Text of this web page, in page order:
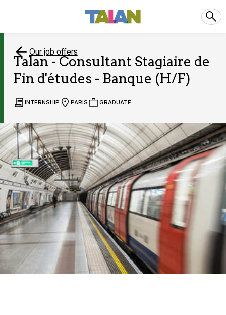
Our job offers
Talan - Consultant Stagiaire de
Fin d'études - Banque (H/F)
INTERNSHIP PARIS GRADUATE